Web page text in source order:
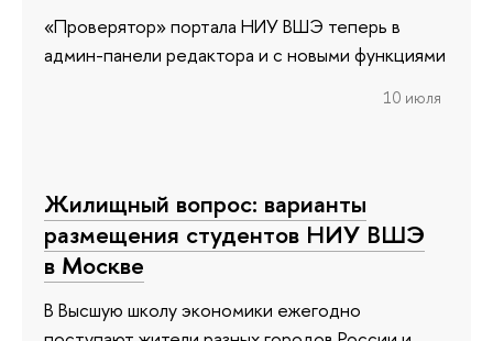
«Проверятор» портала НИУ ВШЭ теперь в
админ-панели редактора и с новыми функциями
10 июля
Жилищный вопрос: варианты
размещения студентов НИУ ВШЭ
в Москве
В Высшую школу экономики ежегодно